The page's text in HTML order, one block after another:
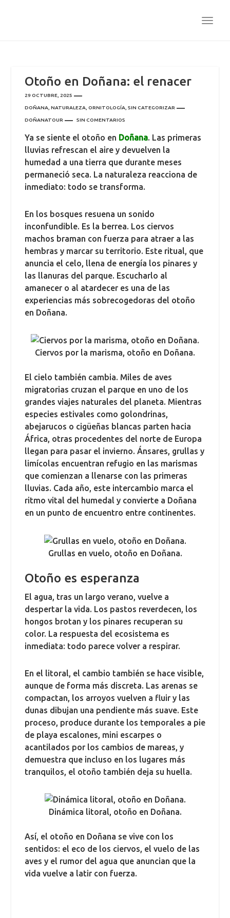
Otoño en Doñana: el renacer
29 OCTUBRE, 2025
DOÑANA NATURALEZA ORNITOLOGÍA SIN CATEGORIZAR
DOÑANATOUR SIN COMENTARIOS
Ya se siente el otoño en Doñana. Las primeras
lluvias refrescan el aire y devuelven la
humedad a una tierra que durante meses
permaneció seca. La naturaleza reacciona de
inmediato: todo se transforma.
En los bosques resuena un sonido
inconfundible. Es la berrea. Los ciervos
machos braman con fuerza para atraer a las
hembras y marcar su territorio. Este ritual, que
anuncia el celo, llena de energía los pinares y
las llanuras del parque. Escucharlo al
amanecer o al atardecer es una de las
experiencias más sobrecogedoras del otoño
en Doñana.
Ciervos por la marisma, otoño en Doñana.
El cielo también cambia. Miles de aves
migratorias cruzan el parque en uno de los
grandes viajes naturales del planeta. Mientras
especies estivales como golondrinas,
abejarucos o cigüeñas blancas parten hacia
África, otras procedentes del norte de Europa
llegan para pasar el invierno. Ánsares, grullas y
limícolas encuentran refugio en las marismas
que comienzan a llenarse con las primeras
lluvias. Cada año, este intercambio marca el
ritmo vital del humedal y convierte a Doñana
en un punto de encuentro entre continentes.
Grullas en vuelo, otoño en Doñana.
Otoño es esperanza
El agua, tras un largo verano, vuelve a
despertar la vida. Los pastos reverdecen, los
hongos brotan y los pinares recuperan su
color. La respuesta del ecosistema es
inmediata: todo parece volver a respirar.
En el litoral, el cambio también se hace visible,
aunque de forma más discreta. Las arenas se
compactan, los arroyos vuelven a fluir y las
dunas dibujan una pendiente más suave. Este
proceso, produce durante los temporales a pie
de playa escalones, mini escarpes o
acantilados por los cambios de mareas, y
demuestra que incluso en los lugares más
tranquilos, el otoño también deja su huella.
Dinámica litoral, otoño en Doñana.
Así, el otoño en Doñana se vive con los
sentidos: el eco de los ciervos, el vuelo de las
aves y el rumor del agua que anuncian que la
vida vuelve a latir con fuerza.